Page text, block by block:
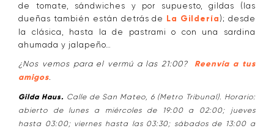
de tomate, sándwiches y por supuesto, gildas (las
dueñas también están detrás de
La Gildería ); desde
la clásica, hasta la de pastrami o con una sardina
ahumada y jalapeño…
¿Nos vemos para el vermú a las 21:00? Reenvía a tus
amigos
Gilda Haus. Calle de San Mateo, 6 (Metro Tribunal). Horario:
abierto de lunes a miércoles de 19:00 a 02:00; jueves
hasta 03:00; viernes hasta las 03:30; sábados de 13:00 a